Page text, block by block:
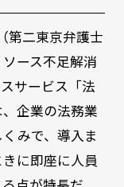
第二東京弁護士
ース不足解消
サービス「法
企業の法務業
みで、導入ま
に即座に人員